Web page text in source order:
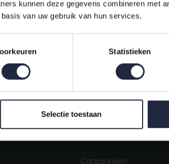
kunnen deze gegevens combineren met
van uw gebruik van hun services.
Statistieken
Selectie toestaan
voorraad, op werkdagen vóór 16:00 uur verstuurd.
Mijn account
Snel regelen in je account. Volg je bestelling, betaal facturen of
retourneer een artikel.
Categorieën